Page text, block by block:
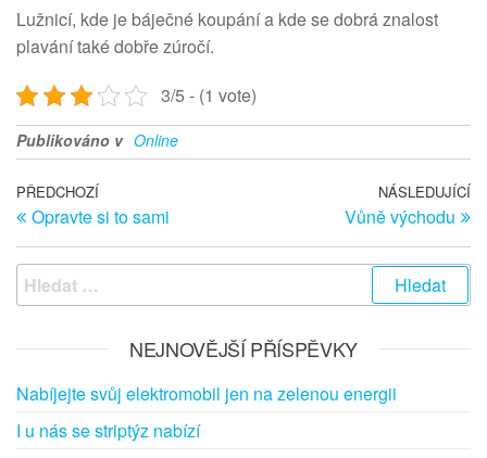
Lužnicí, kde je báječné koupání a kde se dobrá znalost
plavání také dobře zúročí.
3/5 - (1 vote)
Publikováno v Online
Navigace pro příspěvek
Předchozí článek
PŘEDCHOZÍ
Opravte si to sami
NÁSLEDUJÍCÍ
Vůně východu
Vyhledávání
NEJNOVĚJŠÍ PŘÍSPĚVKY
Nabíjejte svůj elektromobil jen na zelenou energii
I u nás se striptýz nabízí